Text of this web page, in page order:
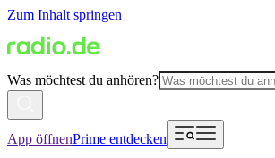
Zum Inhalt springen
Was möchtest du anhören?
App öffnenPrime entdecken